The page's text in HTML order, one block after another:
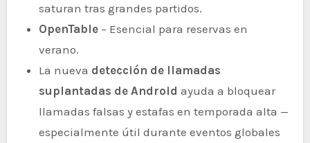
saturan tras grandes partidos.
OpenTable– Esencial para reservas en
verano.
La nueva detección de llamadas
suplantadas de Android ayuda a bloquear
llamadas falsas y estafas en temporada alta —
especialmente útil durante eventos globales